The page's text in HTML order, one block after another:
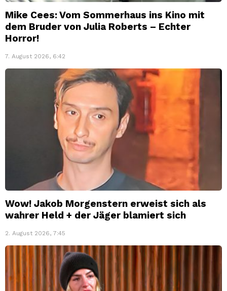
Mike Cees: Vom Sommerhaus ins Kino mit
dem Bruder von Julia Roberts – Echter
Horror!
7. August 2026, 6:42
Wow! Jakob Morgenstern erweist sich als
wahrer Held + der Jäger blamiert sich
2. August 2026, 7:45